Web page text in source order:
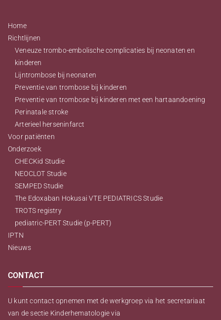
Home
Richtlijnen
Veneuze trombo-embolische complicaties bij neonaten en
kinderen
Lijntrombose bij neonaten
Preventie van trombose bij kinderen
Preventie van trombose bij kinderen met een hartaandoening
Perinatale stroke
Arterieel herseninfarct
Voor patiënten
Onderzoek
CHECKid Studie
NEOCLOT Studie
SEMPED Studie
The Edoxaban Hokusai VTE PEDIATRICS Studie
TROTS registry
pediatric-PERT Studie (p-PERT)
IPTN
Nieuws
CONTACT
U kunt contact opnemen met de werkgroep via het secretariaat
van de sectie Kinderhematologie via